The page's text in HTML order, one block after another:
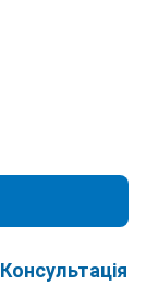
Консультація